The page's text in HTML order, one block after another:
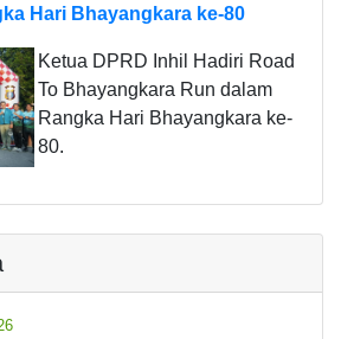
Hari Bhayangkara ke-80
Ketua DPRD Inhil Hadiri Road
To Bhayangkara Run dalam
Rangka Hari Bhayangkara ke-
80.